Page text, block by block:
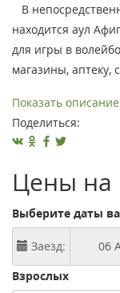
В
находится аул
для игры в
магазины, аптеку,
Показать
Поделиться:
Цены на
Выберите даты
Заезд:
Взрослых